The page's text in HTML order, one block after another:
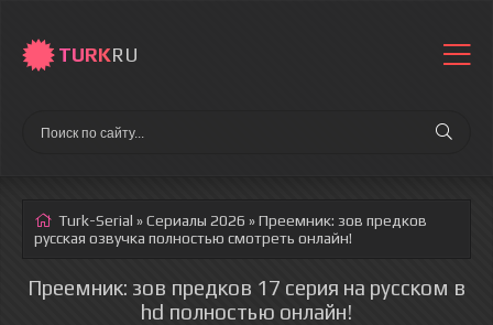
TURKRU
Turk-Serial »Сериалы 2026 » Преемник: зов предков
русская озвучка полностью смотреть онлайн!
Преемник: зов предков 17 серия на русском в
hd полностью онлайн!